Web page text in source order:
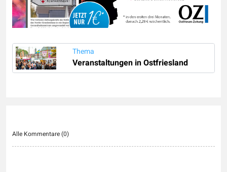
Thema
Veranstaltungen in Ostfriesland
Alle Kommentare (0)